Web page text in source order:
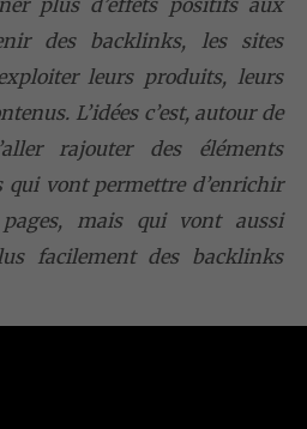
des backlinks, les sites
leurs produits, leurs
L’idées c’est, autour de
rajouter des éléments
vont permettre d’enrichir
pages, mais qui vont aussi
facilement des backlinks